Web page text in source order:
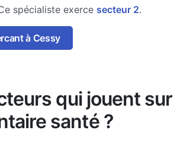
spécialiste exerce secteur 2.
à Cessy
qui jouent sur
santé ?